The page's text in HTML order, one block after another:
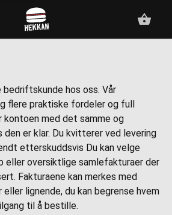
hos oss. Vår
flere praktiske fordeler og full
med det samme og
er klar. Du kvitterer ved levering
etterskuddsvis Du kan velge
eller oversiktlige samlefakturaer der
Fakturaene kan merkes med
eller lignende, du kan begrense hvem
til å bestille.